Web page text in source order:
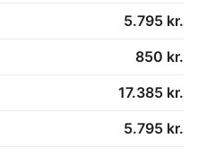
5.795 kr.
850 kr.
17.385 kr.
5.795 kr.